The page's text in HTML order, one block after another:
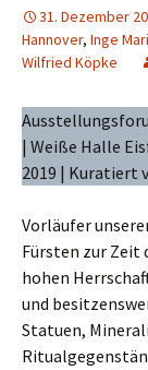
31. Dezember
Hannover, Inge
Wilfried Köpke
| Weiße Halle
2019 | Kuratiert
Vorläufer
Fürsten zur Zeit
hohen
und
Statuen,